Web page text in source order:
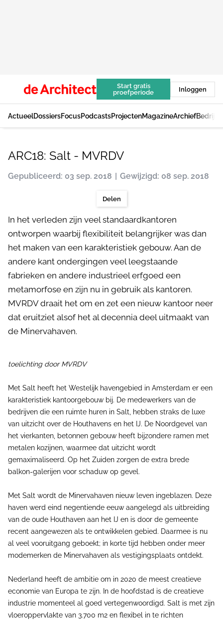
Start gratis
proefperiode
Inloggen
ActueelDossiersFocusPodcastsProjectenMagazineArchief
ARC18: Salt - MVRDV
Gepubliceerd: 03 sep. 2018 Gewijzigd: 08 sep. 2018
Delen
In het verleden zijn veel standaardkantoren
ontworpen waarbij flexibiliteit belangrijker was dan
het maken van een karakteristiek gebouw. Aan de
andere kant ondergingen veel leegstaande
fabrieken en andere industrieel erfgoed een
metamorfose en zijn nu in gebruik als kantoren.
MVRDV draait het om en zet een nieuw kantoor neer
dat eruitziet alsof het al decennia deel uitmaakt van
de Minervahaven.
toelichting door MVRDV
Met Salt heeft het Westelijk havengebied in Amsterdam er een
karakteristiek kantoorgebouw bij. De medewerkers van de
bedrijven die een ruimte huren in Salt, hebben straks de luxe
van uitzicht over de Houthavens en het IJ. De Noordgevel van
het vierkanten, betonnen gebouw heeft bijzondere ramen met
metalen kozijnen, waarmee dat uitzicht wordt
gemaximaliseerd. Op het Zuiden zorgen de extra brede
balkon-galerijen voor schaduw op gevel.
Met Salt wordt de Minervahaven nieuw leven ingeblazen. Deze
haven werd eind negentiende eeuw aangelegd als uitbreiding
van de oude Houthaven aan het IJ en is door de gemeente
recent aangewezen als te ontwikkelen gebied. Daarmee is nu
al veel vooruitgang geboekt; in korte tijd hebben onder meer
modemerken de Minervahaven als vestigingsplaats ontdekt.
Nederland heeft de ambitie om in 2020 de meest creatieve
economie van Europa te zijn. In de hoofdstad is de creatieve
industrie momenteel al goed vertegenwoordigd. Salt is met zijn
vloeroppervlakte van 3.700 m2 en flexibel in te richten